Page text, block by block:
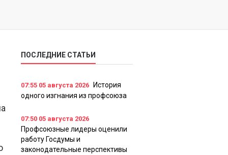
ПОСЛЕДНИЕ СТАТЬИ
07:55 05 августа 2026
История
одного изгнания из профсоюза
07:50 05 августа 2026
Профсоюзные лидеры оценили
работу Госдумы и
законодательные перспективы